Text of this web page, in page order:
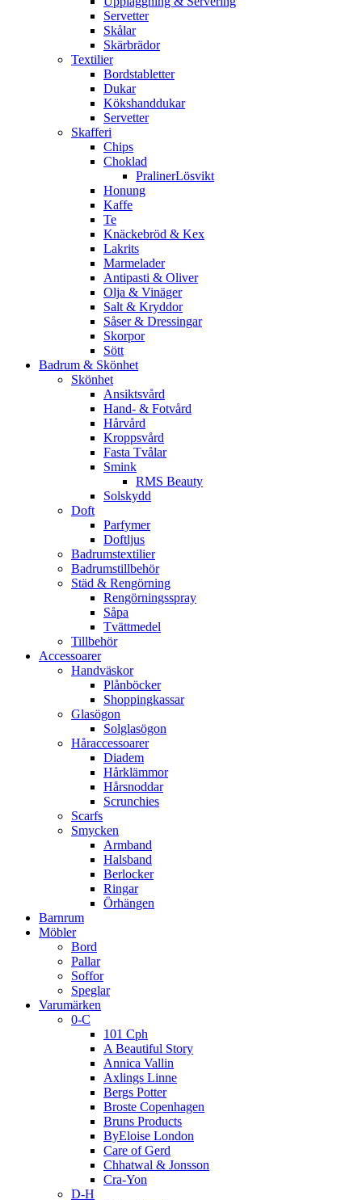
Servetter
Skålar
Skärbrädor
Textilier
Bordstabletter
Dukar
Kökshanddukar
Servetter
Skafferi
Chips
Choklad
PralinerLösvikt
Honung
Kaffe
Te
Knäckebröd & Kex
Lakrits
Marmelader
Antipasti & Oliver
Olja & Vinäger
Salt & Kryddor
Såser & Dressingar
Skorpor
Sött
Badrum & Skönhet
Skönhet
Ansiktsvård
Hand- & Fotvård
Hårvård
Kroppsvård
Fasta Tvålar
Smink
RMS Beauty
Solskydd
Doft
Parfymer
Doftljus
Badrumstextilier
Badrumstillbehör
Städ & Rengörning
Rengörningsspray
Såpa
Tvättmedel
Tillbehör
Accessoarer
Handväskor
Plånböcker
Shoppingkassar
Glasögon
Solglasögon
Håraccessoarer
Diadem
Hårklämmor
Hårsnoddar
Scrunchies
Scarfs
Smycken
Armband
Halsband
Berlocker
Ringar
Örhängen
Barnrum
Möbler
Bord
Pallar
Soffor
Speglar
Varumärken
0-C
101 Cph
A Beautiful Story
Annica Vallin
Axlings Linne
Bergs Potter
Broste Copenhagen
Bruns Products
ByEloise London
Care of Gerd
Chhatwal & Jonsson
Cra-Yon
D-H